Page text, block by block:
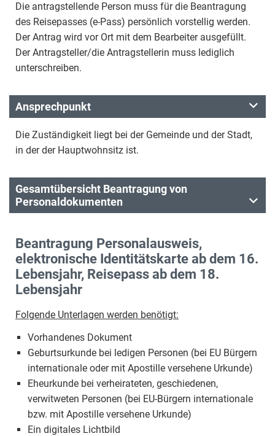
Die antragstellende Person muss für die Beantragung
des Reisepasses (e-Pass) persönlich vorstellig werden.
Der Antrag wird vor Ort mit dem Bearbeiter ausgefüllt.
Der Antragsteller/die Antragstellerin muss lediglich
unterschreiben.
Ansprechpunkt
Die Zuständigkeit liegt bei der Gemeinde und der Stadt,
in der der Hauptwohnsitz ist.
Gesamtübersicht Beantragung von
Personaldokumenten
Beantragung Personalausweis,
elektronische Identitätskarte ab dem 16.
Lebensjahr, Reisepass ab dem 18.
Lebensjahr
Folgende Unterlagen werden benötigt:
Vorhandenes Dokument
Geburtsurkunde bei ledigen Personen (bei EU Bürgern
internationale oder mit Apostille versehene Urkunde)
Eheurkunde bei verheirateten, geschiedenen,
verwitweten Personen (bei EU-Bürgern internationale
bzw. mit Apostille versehene Urkunde)
Ein digitales Lichtbild